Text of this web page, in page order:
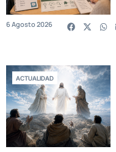
6 Agosto 2026
ACTUALIDAD